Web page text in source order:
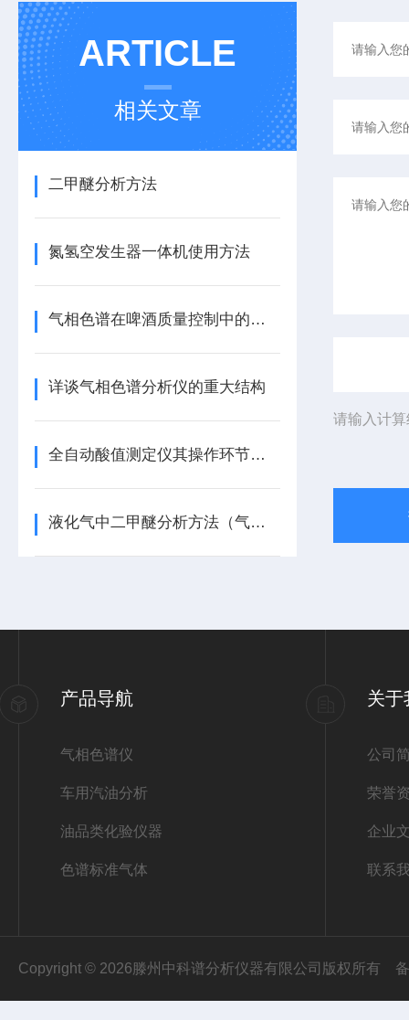
ARTICLE
相关文章
二甲醚分析方法
氮氢空发生器一体机使用方法
气相色谱在啤酒质量控制中的应用
详谈气相色谱分析仪的重大结构
全自动酸值测定仪其操作环节如下
液化气中二甲醚分析方法（气相色谱原理）
请输入计
产品导航
气相色谱仪
车用汽油分析
油品类化验仪器
色谱标准气体
关于
公司
荣誉
企业
联系
Copyright © 2026滕州中科谱分析仪器有限公司版权所有